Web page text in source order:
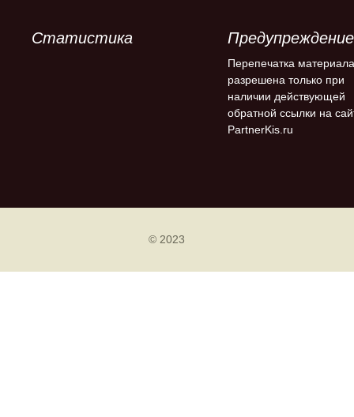
Статистика Предупреждение
Перепечатка материала
разрешена только при
наличии действующей
обратной ссылки на
PartnerKis.ru
© 2023